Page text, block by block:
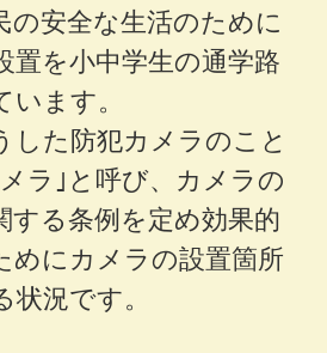
の安全な生活のために
置を小中学生の通学路
ます。
した防犯カメラのこと
ラ｣と呼び、カメラの
する条例を定め効果的
めにカメラの設置箇所
況です。